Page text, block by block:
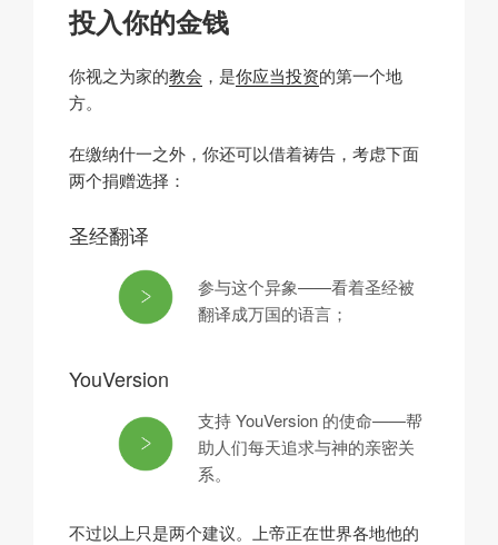
投入你的金钱
你视之为家的教会 ，是你应当投资的第一个地
方。
在缴纳什一之外，你还可以借着祷告，考虑下面
两个捐赠选择：
圣经翻译
参与这个异象——看着圣经被
翻译成万国的语言；
YouVersion
支持 YouVersion 的使命——帮
助人们每天追求与神的亲密关
系。
不过以上只是两个建议。上帝正在世界各地他的